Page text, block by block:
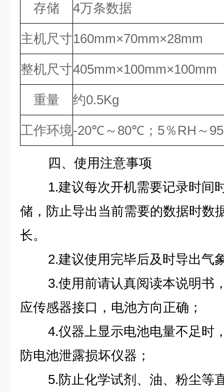
存储 4万条数据
主机尺寸160mm×70mm×28mm
整机尺寸405mm×100mm×100mm
重量 约0.5Kg
工作环境-20℃～80℃； 5％ RH ～ 95
四、使用注意事项
1.建议每次开机需要记录时间
储，防止导出当前需要的数据时数
长。
2.建议使用完毕后及时导出气
3.使用前请认真阅读本说明书
应传感器接口，电池方向正确；
4.仪器上显示电池电量不足时
防电池泄露损坏仪器；
5.防止化学试剂、油、粉尘等